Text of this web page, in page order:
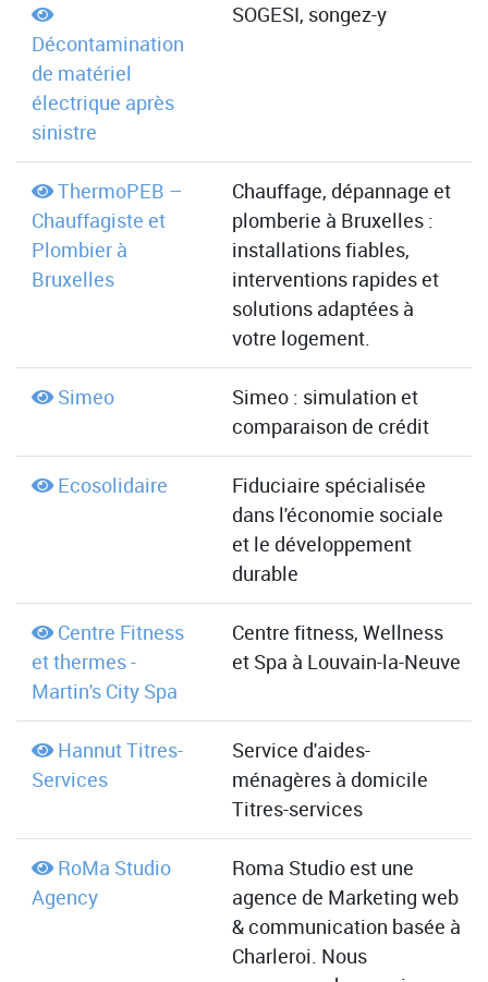
Décontamination
de matériel
électrique après
sinistre
SOGESI, songez-y
ThermoPEB –
Chauffagiste et
Plombier à
Bruxelles
Chauffage, dépannage et
plomberie à Bruxelles :
installations fiables,
interventions rapides et
solutions adaptées à
votre logement.
Simeo
Simeo : simulation et
comparaison de crédit
Ecosolidaire
Fiduciaire spécialisée
dans l'économie sociale
et le développement
durable
Centre Fitness
et thermes -
Martin's City Spa
Centre fitness, Wellness
et Spa à Louvain-la-Neuve
Hannut Titres-
Services
Service d'aides-
ménagères à domicile
Titres-services
RoMa Studio
Agency
Roma Studio est une
agence de Marketing web
& communication basée à
Charleroi. Nous